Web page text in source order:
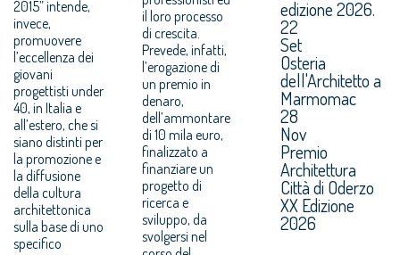
2015” intende,
invece,
promuovere
l’eccellenza dei
giovani
progettisti under
40, in Italia e
all’estero, che si
siano distinti per
la promozione e
la diffusione
della cultura
architettonica
sulla base di uno
specifico
il loro processo
di crescita.
Prevede, infatti,
l’erogazione di
un premio in
denaro,
dell’ammontare
di 10 mila euro,
finalizzato a
finanziare un
progetto di
ricerca e
sviluppo, da
svolgersi nel
edizione 2026.
22
Set
Osteria
dell'Architetto a
Marmomac
28
Nov
Premio
Architettura
Città di Oderzo
XX Edizione
2026